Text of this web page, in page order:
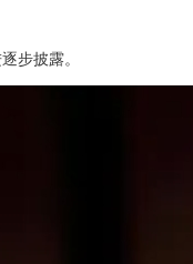
步披露。